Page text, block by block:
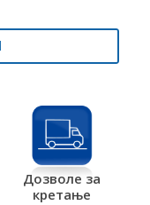
Дозволе за
кретање